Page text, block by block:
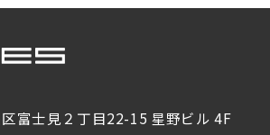
富士見２丁目22-15 星野ビル 4F